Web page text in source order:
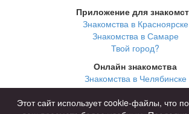
Приложение для
Знакомства в Красноярске
Знакомства в Самаре
Твой город?
Онлайн знакомства
Знакомства в Челябинске
Знакомства в Омске
Знакомства в Нижнем
Этот сайт использует cookie-файлы, что